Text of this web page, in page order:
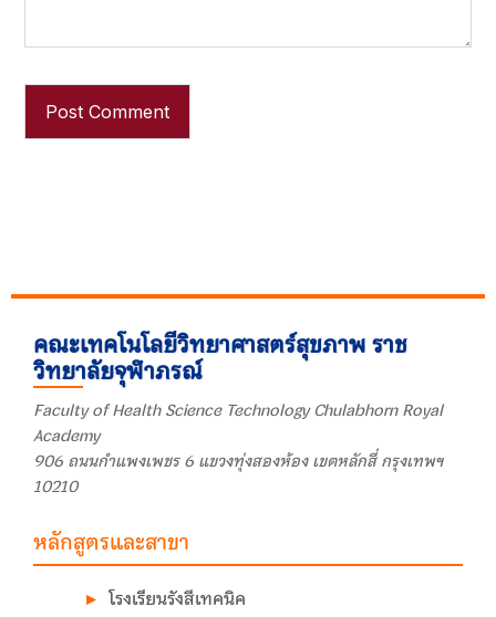
คณะเทคโนโลยีวิทยาศาสตร์สุขภาพ ราช
วิทยาลัยจุฬาภรณ์
Faculty of Health Science Technology Chulabhorn Royal
Academy
906 ถนนกำแพงเพชร 6 แขวงทุ่งสองห้อง เขตหลักสี่ กรุงเทพฯ
10210
หลักสูตรและสาขา
โรงเรียนรังสีเทคนิค